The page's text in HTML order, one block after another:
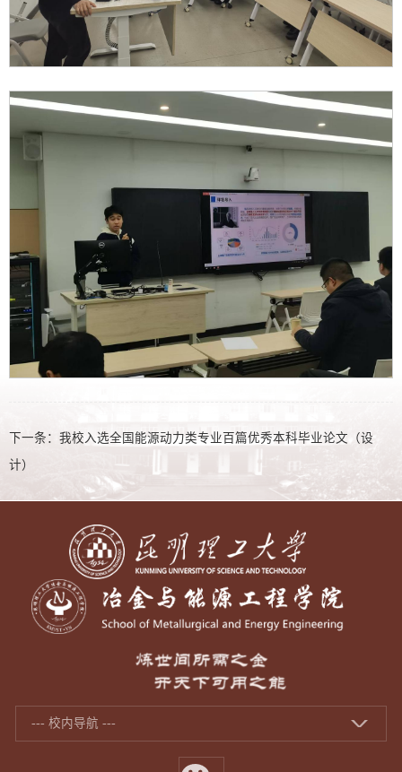
下一条： 我校入选全国能源动力类专业百篇优秀本科毕业论文（设
计）
--- 校内导航 ---